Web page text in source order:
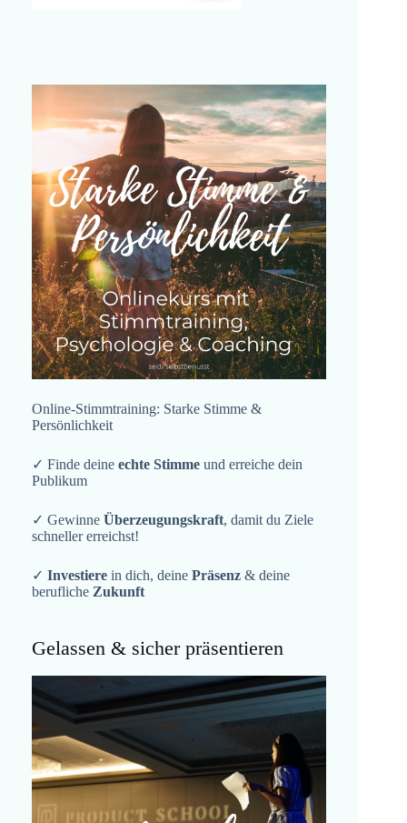
Online-Stimmtraining: Starke Stimme &
Persönlichkeit
✓ Finde deine echte Stimme und erreiche dein
Publikum
✓ Gewinne Überzeugungskraft, damit du Ziele
schneller erreichst!
✓ Investiere in dich, deine Präsenz & deine
berufliche Zukunft
Gelassen & sicher präsentieren